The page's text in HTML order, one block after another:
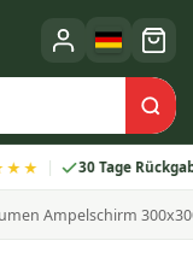
30 Tage Rückgabe
Ampelschirm